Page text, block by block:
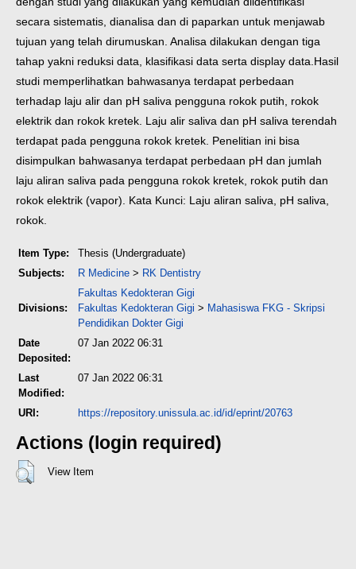
secara sistematis, dianalisa dan di paparkan untuk menjawab
tujuan yang telah dirumuskan. Analisa dilakukan dengan tiga
tahap yakni reduksi data, klasifikasi data serta display data. Hasil
studi memperlihatkan bahwasanya terdapat perbedaan
terhadap laju alir dan pH saliva pengguna rokok putih, rokok
elektrik dan rokok kretek. Laju alir saliva dan pH saliva terendah
terdapat pada pengguna rokok kretek. Penelitian ini bisa
disimpulkan bahwasanya terdapat perbedaan pH dan jumlah
laju aliran saliva pada pengguna rokok kretek, rokok putih dan
rokok elektrik (vapor).
Kata Kunci: Laju aliran saliva, pH saliva,
rokok.
Item Type:
Thesis (Undergraduate)
Subjects:
R Medicine > RK Dentistry
Divisions:
Fakultas Kedokteran Gigi
Fakultas Kedokteran Gigi > Mahasiswa FKG - Skripsi
Pendidikan Dokter Gigi
Date
Deposited:
07 Jan 2022 06:31
Last
Modified:
07 Jan 2022 06:31
URI: https://repository.unissula.ac.id/id/eprint/20763
Actions (login required)
View Item